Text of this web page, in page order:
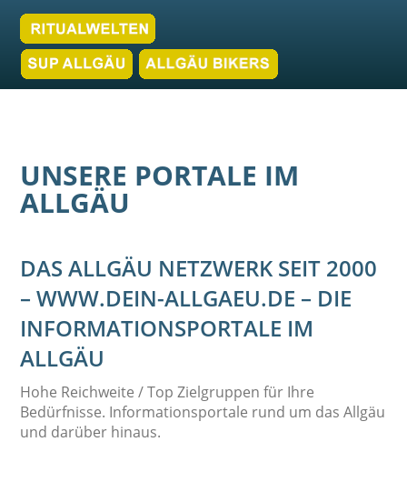
UNSERE PORTALE IM
ALLGÄU
DAS ALLGÄU NETZWERK SEIT 2000
– WWW.DEIN-ALLGAEU.DE – DIE
INFORMATIONSPORTALE IM
ALLGÄU
Hohe Reichweite / Top Zielgruppen für Ihre
Bedürfnisse. Informationsportale rund um das Allgäu
und darüber hinaus.